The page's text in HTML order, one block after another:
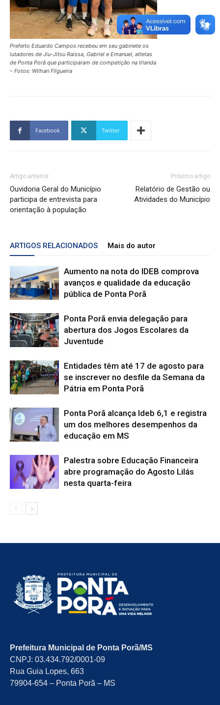
Prefeito Eduardo Campos recebeu em seu gabinete os
lutadores de Jiu-Jitsu Raíssa, Gabriel e Emanuel, atletas
de Ponta Porã que participaram de competição na Irlanda
– Fotos: Wilhan Filgueira
Facebook Twitter
Artigo anterior
Ouvidoria Geral do Município
participa de entrevista para
orientação à população
Próximo artigo
Relatório de Gestão ou
Atividades do Município
ARTIGOS RELACIONADOS Mais do autor
Aumento na nota do IDEB comprova
avanços e qualidade da educação
pública de Ponta Porã
Ponta Porã envia delegação para
abertura dos Jogos Escolares da
Juventude
Entidades têm até 17 de agosto para
se inscrever no desfile da Semana da
Pátria em Ponta Porã
Ponta Porã alcança Ideb 6,1 e registra
um dos melhores desempenhos da
educação em MS
Palestra sobre Educação Financeira
abre programação do Agosto Lilás
nesta quarta-feira
Prefeitura Municipal de Ponta Porã/MS
CNPJ: 03.434.792/0001-09
Rua Guia Lopes, 663
79904-654 – Ponta Porã – MS